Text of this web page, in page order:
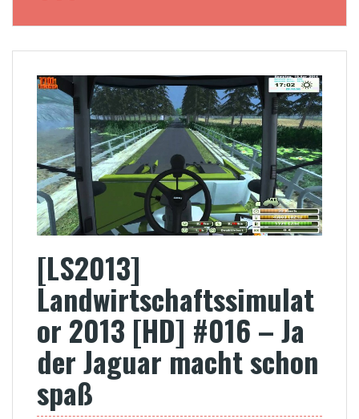
[LS2013]
Landwirtschaftssimulat
or 2013 [HD] #016 – Ja
der Jaguar macht schon
spaß